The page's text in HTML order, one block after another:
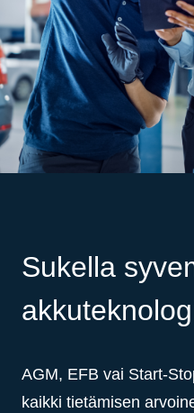
Sukella
AGM, EFB vai Start-
kaikki tietämisen